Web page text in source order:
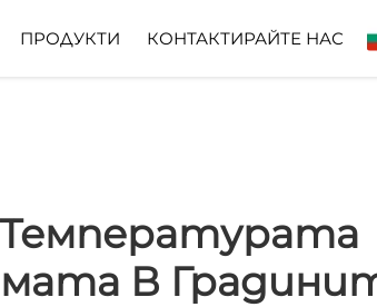
ПРОДУКТИ КОНТАКТИРАЙТЕ НАС
В